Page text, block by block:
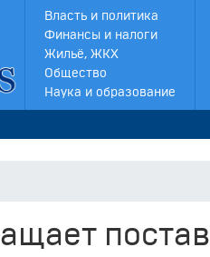
Власть и политика
Финансы и налоги
Жильё, ЖКХ
Общество
Наука и образование